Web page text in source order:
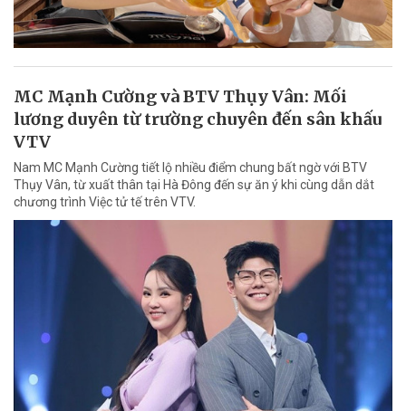
MC Mạnh Cường và BTV Thụy Vân: Mối
lương duyên từ trường chuyên đến sân khấu
VTV
Nam MC Mạnh Cường tiết lộ nhiều điểm chung bất ngờ với BTV
Thụy Vân, từ xuất thân tại Hà Đông đến sự ăn ý khi cùng dẫn dắt
chương trình Việc tử tế trên VTV.